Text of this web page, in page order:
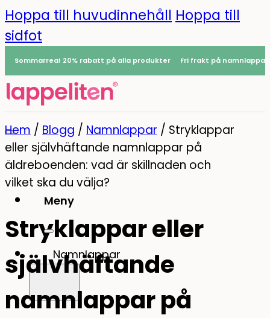
Hoppa till huvudinnehåll Hoppa till
sidfot
Sommarrea! 20% rabatt på alla produkter Fri frakt på namnlappar
Meny
Namnlappar
0
Hem / Blogg / Namnlappar / Stryklappar
eller självhäftande namnlappar på
äldreboenden: vad är skillnaden och
vilket ska du välja?
Stryklappar eller
självhäftande
namnlappar på